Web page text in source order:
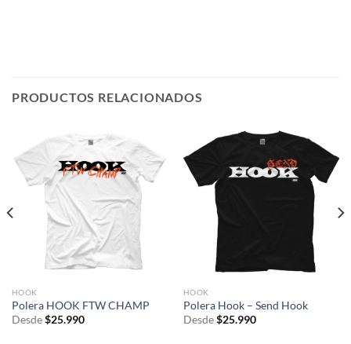
PRODUCTOS RELACIONADOS
HOOK
Polera HOOK FTW CHAMP
Desde $25.990
HOOK
Polera Hook – Send Hook
Desde $25.990